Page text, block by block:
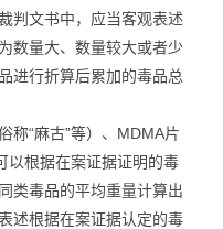
判文书中，应当客观表述
数量大、数量较大或者少
进行折算后累加的毒品总
称“麻古”等）、MDMA片
以根据在案证据证明的毒
类毒品的平均重量计算出
述根据在案证据认定的毒